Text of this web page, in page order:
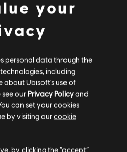
ACTIONS NÉGATIVES
de nombreux
le cadre du changement de
statistiques qui
comportement dans la Y10S1
du système de réputation.
your
personal data through the
including
about Ubisoft's use of
our Privacy Policyand
can set your cookies
by visiting ourcookie
by clicking the “accept”